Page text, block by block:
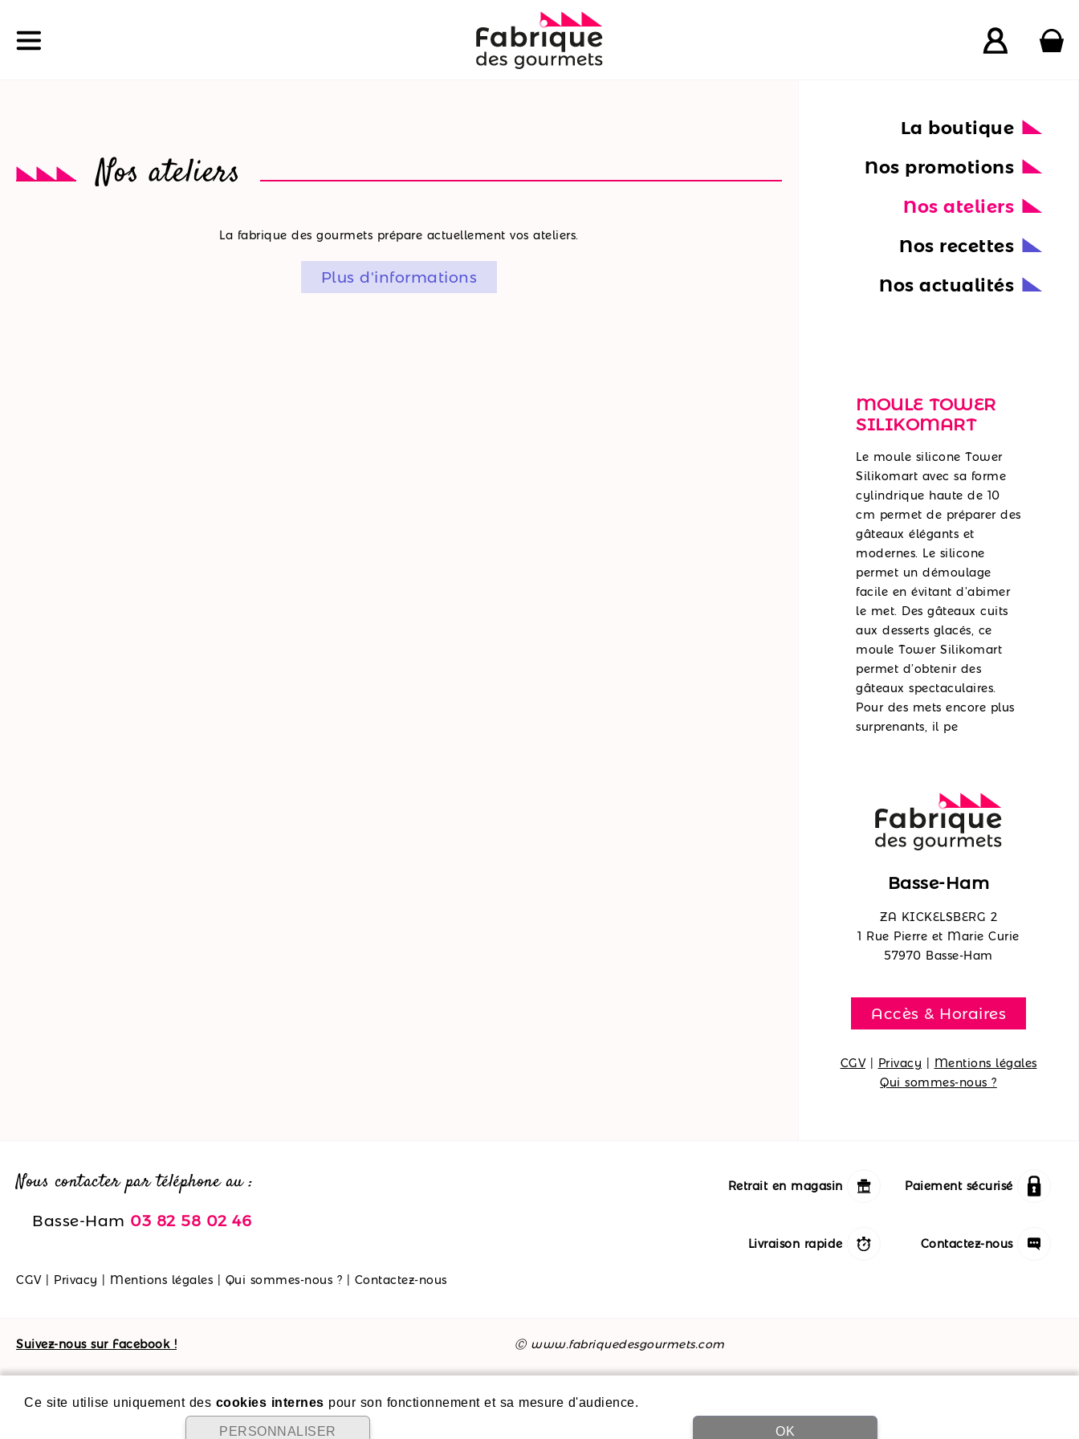
La
boutique
La boutique
Nos promotions
Nos ateliers
Nos recettes
Nos actualités
MOULE TOWER
SILIKOMART
Le moule silicone Tower
Silikomart avec sa forme
cylindrique haute de 10
cm permet de préparer des
gâteaux élégants et
modernes. Le silicone
permet un démoulage
facile en évitant d’abimer
le met. Des gâteaux cuits
aux desserts glacés, ce
moule Tower Silikomart
permet d’obtenir des
gâteaux spectaculaires.
Pour des mets encore plus
surprenants, il pe
Basse-Ham
ZA KICKELSBERG 2
1 Rue Pierre et Marie Curie
57970 Basse-Ham
Accès & Horaires
CGV| Privacy
Mentions légales
Qui sommes-nous ?
Nos ateliers
La fabrique des gourmets prépare actuellement vos ateliers.
Plus d'informations
Nous contacter par téléphone au :
Basse-Ham 03 82 58 02 46
CGV| Privacy Mentions légales Qui sommes-nous ? Contactez-nous
Retrait en magasin
Livraison rapide
Paiement sécurisé
Contactez-nous
Suivez-nous sur Facebook ! Ⓒ www.fabriquedesgourmets.com
Ce site utilise uniquement des cookies internes pour son fonctionnement et sa mesure d'audience.
PERSONNALISER OK